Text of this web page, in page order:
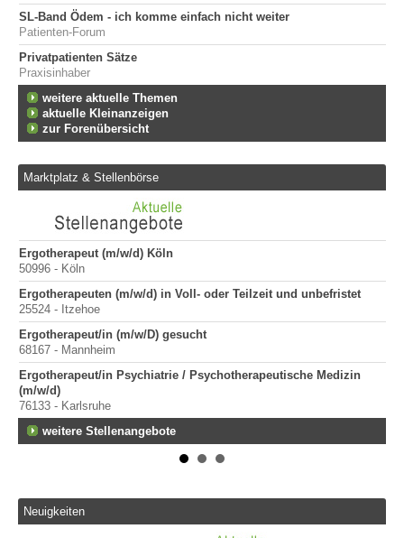
SL-Band Ödem - ich komme einfach nicht weiter
Patienten-Forum
Privatpatienten Sätze
Praxisinhaber
weitere aktuelle Themen
aktuelle Kleinanzeigen
zur Forenübersicht
Marktplatz & Stellenbörse
Ergotherapeut (m/w/d) Köln
50996 - Köln
Ergotherapeuten (m/w/d) in Voll- oder Teilzeit und unbefristet
25524 - Itzehoe
Ergotherapeut/in (m/w/D) gesucht
68167 - Mannheim
Ergotherapeut/in Psychiatrie / Psychotherapeutische Medizin
(m/w/d)
76133 - Karlsruhe
weitere Stellenangebote
Neuigkeiten